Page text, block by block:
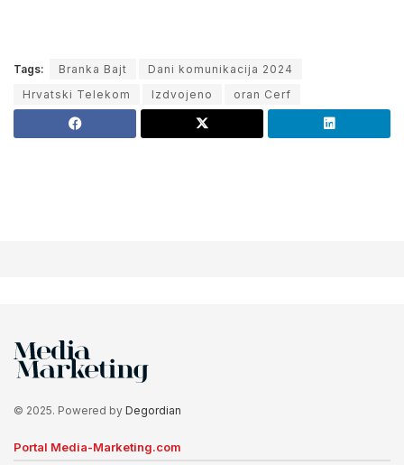
Tags: Branka Bajt
Dani komunikacija 2024
Hrvatski Telekom
Izdvojeno oran Cerf
© 2025. Powered by Degordian
Portal Media-Marketing.com